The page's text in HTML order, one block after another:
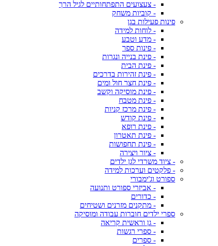
- צעצועים התפתחותיים לגיל הרך
- קוביות משחק
פינות פעילות בגן
- לוחות למידה
- מדע וטבע
- פינות ספר
- פינת בנייה ונגרות
- פינת הבית
- פינת זהירות בדרכים
- פינת חצר חול ומים
- פינת מוסיקה וקשב
- פינת מטבח
- פינת מרכז קניות
- פינת קודש
- פינת רופא
- פינת תאטרון
- פינת תחפושות
- ציור ויצירה
- ציוד משרדי לגן ילדים
- פלקטים וערכות למידה
ספורט וג'ימבורי
- אביזרי ספורט ותנועה
- כדורים
- מתקנים מזרנים ושטיחים
ספרי ילדים חוברות עבודה ומוסיקה
- גן וראשית קריאה
- ספרי רגשות
- ספרים